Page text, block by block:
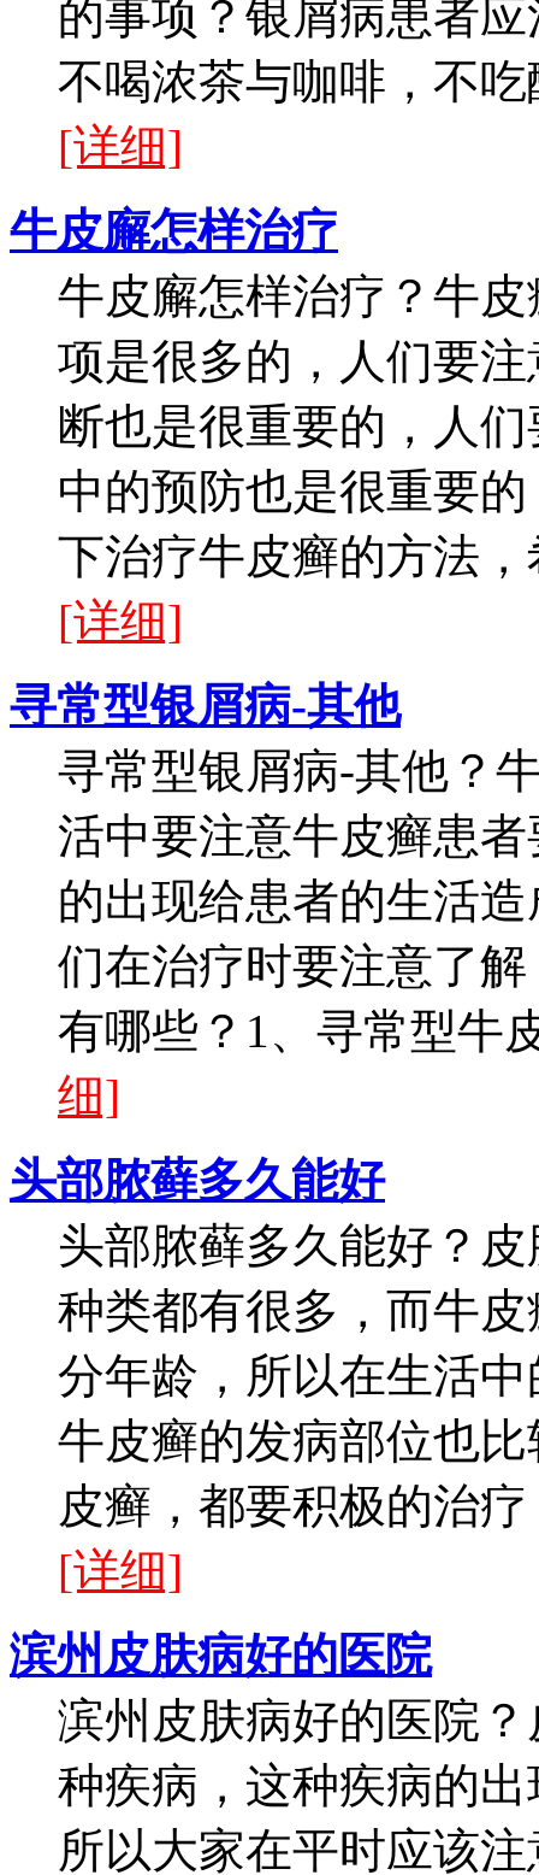
的事项？银屑病患者
不喝浓茶与咖啡，不
[详细]
牛皮廨怎样治疗
牛皮廨怎样治疗？牛
项是很多的，人们要
断也是很重要的，人
中的预防也是很重要
下治疗牛皮癣的方法
[详细]
寻常型银屑病-其他
寻常型银屑病-其他？
活中要注意牛皮癣患
的出现给患者的生活
们在治疗时要注意了
有哪些？1、寻常型牛
细]
头部脓藓多久能好
头部脓藓多久能好？
种类都有很多，而牛
分年龄，所以在生活
牛皮癣的发病部位也
皮癣，都要积极的治
[详细]
滨州皮肤病好的医院
滨州皮肤病好的医院
种疾病，这种疾病的
所以大家在平时应该